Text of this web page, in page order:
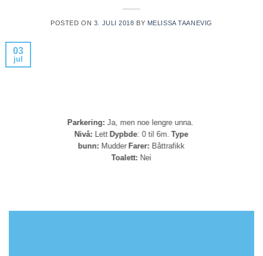
POSTED ON 3. JULI 2018 BY MELISSA TAANEVIG
03
jul
Parkering: Ja, men noe lengre unna.
Nivå: Lett Dypbde: 0 til 6m. Type
bunn: Mudder Farer: Båttrafikk
Toalett: Nei